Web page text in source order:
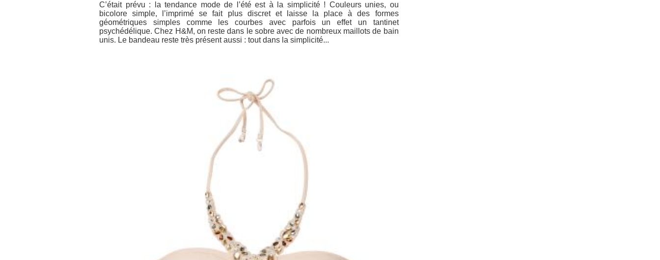
C’était prévu : la tendance mode de l’été est à la simplicité ! Couleurs unies, ou
bicolore simple, l’imprimé se fait plus discret et laisse la place à des formes
géométriques simples comme les courbes avec parfois un effet un tantinet
psychédélique. Chez H&M, on reste dans le sobre avec de nombreux maillots de bain
unis. Le bandeau reste très présent aussi : tout dans la simplicité...